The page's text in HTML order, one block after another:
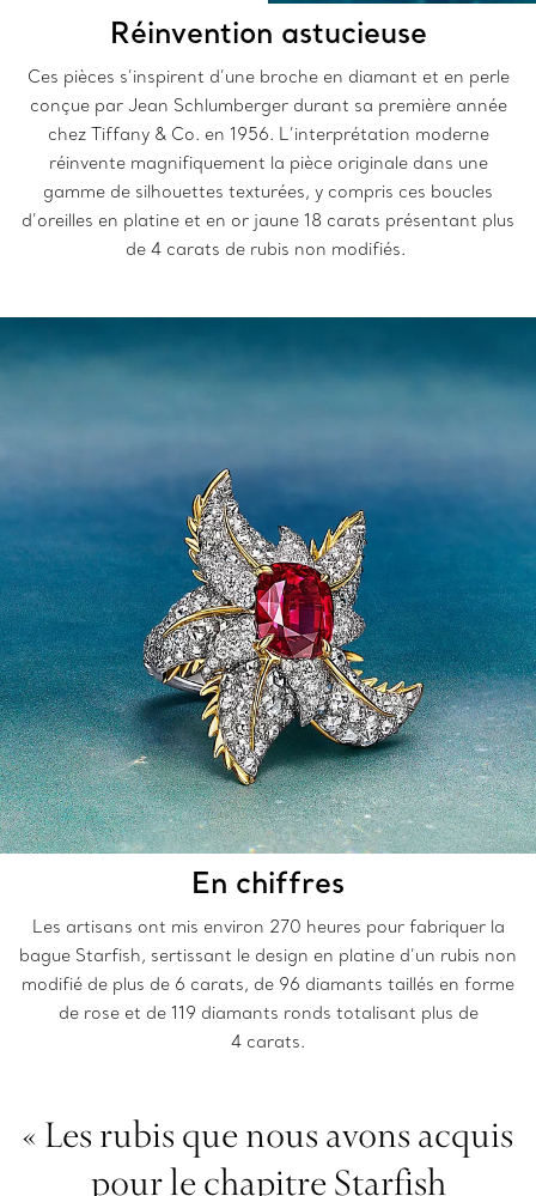
Réinvention astucieuse
Ces pièces s’inspirent d’une broche en diamant et en perle
conçue par Jean Schlumberger durant sa première année
chez Tiffany & Co. en 1956. L’interprétation moderne
réinvente magnifiquement la pièce originale dans une
gamme de silhouettes texturées, y compris ces boucles
d’oreilles en platine et en or jaune 18 carats présentant plus
de 4 carats de rubis non modifiés.
En chiffres
Les artisans ont mis environ 270 heures pour fabriquer la
bague Starfish, sertissant le design en platine d’un rubis non
modifié de plus de 6 carats, de 96 diamants taillés en forme
de rose et de 119 diamants ronds totalisant plus de
4 carats.
« Les rubis que nous avons acquis
pour le chapitre Starfish